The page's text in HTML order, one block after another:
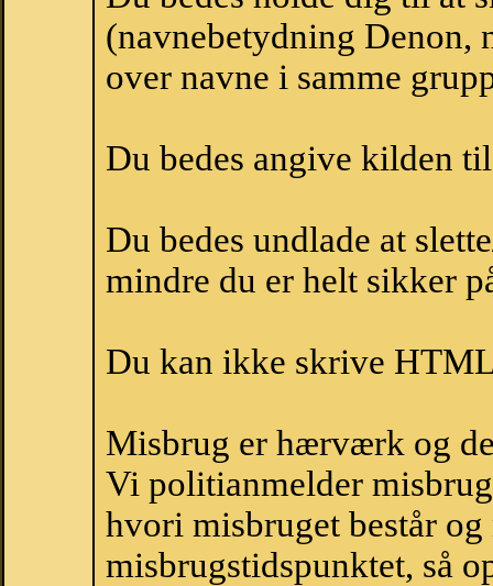
(navnebetydning Denon,
over navne i samme
Du bedes angive kilden
Du bedes undlade at
mindre du er helt sikker
Du kan ikke skrive
Misbrug er hærværk og
Vi politianmelder
hvori misbruget består
misbrugstidspunktet, så